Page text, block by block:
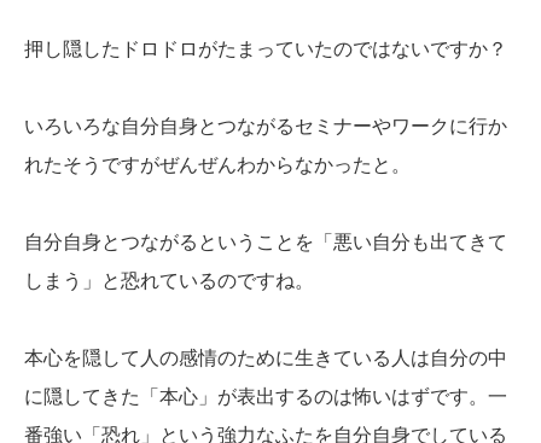
押し隠したドロドロがたまっていたのではないですか？
いろいろな自分自身とつながるセミナーやワークに行か
れたそうですがぜんぜんわからなかったと。
自分自身とつながるということを「悪い自分も出てきて
しまう」と恐れているのですね。
本心を隠して人の感情のために生きている人は自分の中
に隠してきた「本心」が表出するのは怖いはずです。一
番強い「恐れ」という強力なふたを自分自身でしている